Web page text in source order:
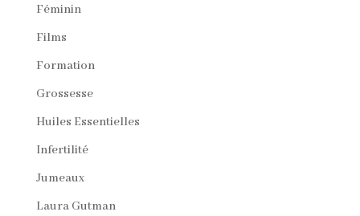
Féminin
Films
Formation
Grossesse
Huiles Essentielles
Infertilité
Jumeaux
Laura Gutman